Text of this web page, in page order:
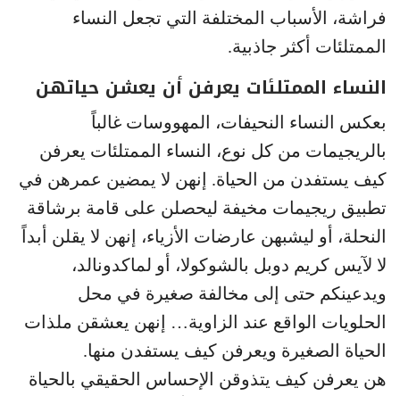
فراشة، الأسباب المختلفة التي تجعل النساء
الممتلئات أكثر جاذبية.
النساء الممتلئات يعرفن أن يعشن حياتهن
بعكس النساء النحيفات، المهووسات غالباً
بالريجيمات من كل نوع، النساء الممتلئات يعرفن
كيف يستفدن من الحياة. إنهن لا يمضين عمرهن في
تطبيق ريجيمات مخيفة ليحصلن على قامة برشاقة
النحلة، أو ليشبهن عارضات الأزياء، إنهن لا يقلن أبداً
لا لآيس كريم دوبل بالشوكولا، أو لماكدونالد،
ويدعينكم حتى إلى مخالفة صغيرة في محل
الحلويات الواقع عند الزاوية… إنهن يعشقن ملذات
الحياة الصغيرة ويعرفن كيف يستفدن منها.
هن يعرفن كيف يتذوقن الإحساس الحقيقي بالحياة